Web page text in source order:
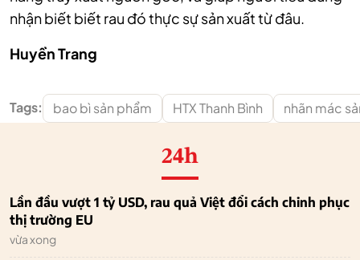
nhận biết biết rau đó thực sự sản xuất từ đâu.
Huyền Trang
Tags: bao bì sản phẩm HTX Thanh Bình nhãn mác
24h
Lần đầu vượt 1 tỷ USD, rau quả Việt đổi cách chinh phục
thị trường EU
vừa xong